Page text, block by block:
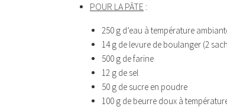
POUR LA PÂTE :
250 g d’eau à température
14 g de levure de boulanger (2
500 g de farine
12 g de sel
50 g de sucre en poudre
100 g de beurre doux à